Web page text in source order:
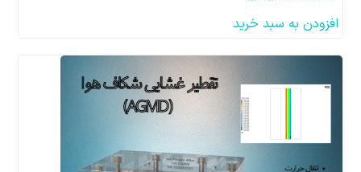
افزودن به سبد خرید